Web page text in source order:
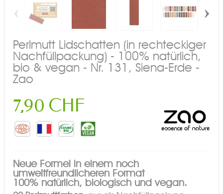
‹ ›
Perlmutt Lidschatten (in rechteckiger
Nachfüllpackung) - 100% natürlich,
bio & vegan - Nr. 131, Siena-Erde -
Zao
7,90 CHF
Neue Formel in einem noch
umweltfreundlicheren Format
100% natürlich, biologisch und vegan.